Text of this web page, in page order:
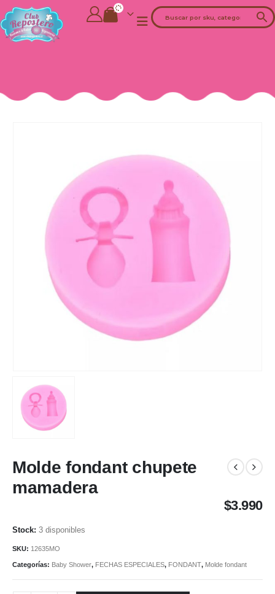
Molde fondant chupete
mamadera
$3.990
3 disponibles
SKU: 12635MO
Categorías: Baby Shower, FECHAS ESPECIALES, FONDANT, Molde fondant